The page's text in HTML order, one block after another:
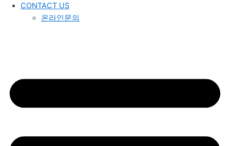
CONTACT US
온라인문의